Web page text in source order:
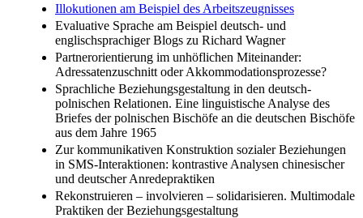
Illokutionen am Beispiel des Arbeitszeugnisses
Evaluative Sprache am Beispiel deutsch- und
englischsprachiger Blogs zu Richard Wagner
Partnerorientierung im unhöflichen Miteinander:
Adressatenzuschnitt oder Akkommodationsprozesse?
Sprachliche Beziehungsgestaltung in den deutsch-
polnischen Relationen. Eine linguistische Analyse des
Briefes der polnischen Bischöfe an die deutschen Bischöfe
aus dem Jahre 1965
Zur kommunikativen Konstruktion sozialer Beziehungen
in SMS-Interaktionen: kontrastive Analysen chinesischer
und deutscher Anredepraktiken
Rekonstruieren – involvieren – solidarisieren. Multimodale
Praktiken der Beziehungsgestaltung